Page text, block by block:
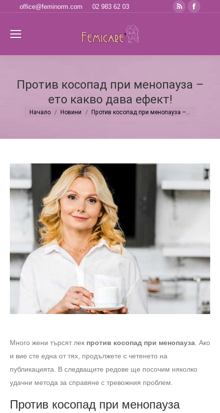
office@feminorm.com 02 983 62 03
Rss
new new
Против косопад при менопауза –
ето какво дава ефект!
You are here:
Начало Новини Против косопад при менопауза –…
Много жени търсят лек против косопад при менопауза . Ако
и вие сте една от тях, продължете с четенето на
публикацията. В следващите редове ще посочим няколко
удачни метода за справяне с тревожния проблем.
Против косопад при менопауза